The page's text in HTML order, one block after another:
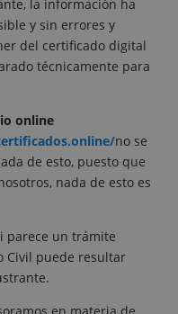
la información ha
y sin errores y
del certificado digital
técnicamente para
online
no se
de esto, puesto que
nada de esto es
parece un trámite
Civil puede resultar